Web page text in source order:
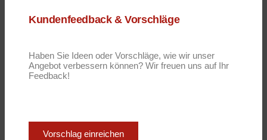
Kundenfeedback & Vorschläge
Haben Sie Ideen oder Vorschläge, wie wir unser
Angebot verbessern können? Wir freuen uns auf Ihr
Feedback!
Vorschlag einreichen